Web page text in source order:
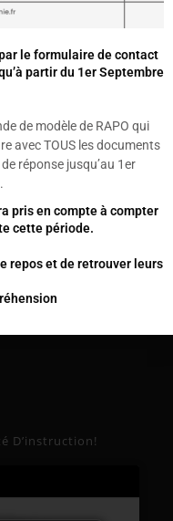
D’instruction!
le formulaire de contact
partir du 1er Septembre
de modèle de RAPO qui
avec TOUS les documents
réponse jusqu’au 1er
.
pris en compte à compter
cette période.
repos et de retrouver leurs